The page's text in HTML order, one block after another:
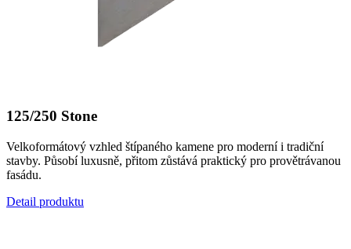
125/250 Stone
Velkoformátový vzhled štípaného kamene pro moderní i tradiční
stavby. Působí luxusně, přitom zůstává praktický pro provětrávanou
fasádu.
Detail produktu